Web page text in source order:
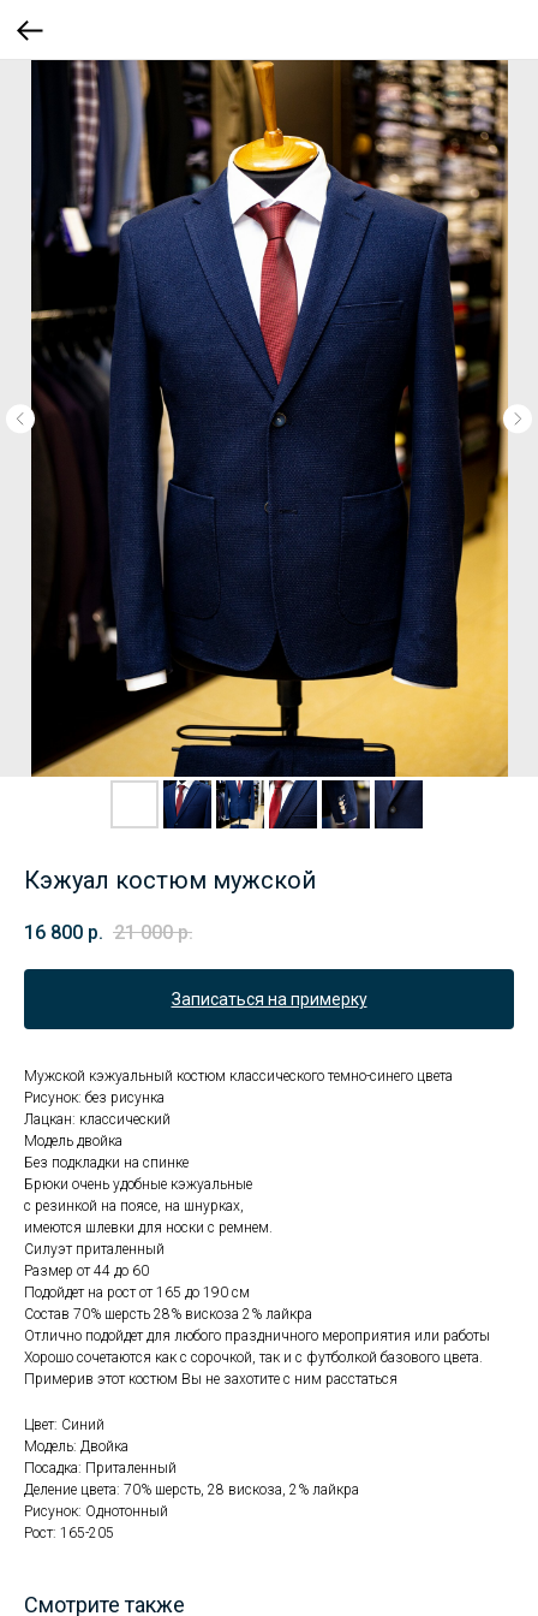
Кэжуал костюм мужской
16 800 р. 21 000 р.
Записаться на примерку
Мужской кэжуальный костюм классического темно-синего цвета
Рисунок: без рисунка
Лацкан: классический
Модель двойка
Без подкладки на спинке
Брюки очень удобные кэжуальные
с резинкой на поясе, на шнурках,
имеются шлевки для носки с ремнем.
Силуэт приталенный
Размер от 44 до 60
Подойдет на рост от 165 до 190 см
Состав 70% шерсть 28% вискоза 2% лайкра
Отлично подойдет для любого праздничного мероприятия или работы
Хорошо сочетаются как с сорочкой, так и с футболкой базового цвета.
Примерив этот костюм Вы не захотите с ним расстаться
Цвет: Синий
Модель: Двойка
Посадка: Приталенный
Деление цвета: 70% шерсть, 28 вискоза, 2% лайкра
Рисунок: Однотонный
Рост: 165-205
Смотрите также